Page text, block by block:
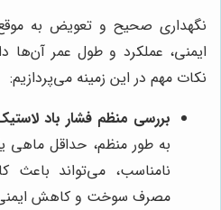
نگهداری صحیح و تعویض به
ایمنی، عملکرد و طول عمر آن‌ها
نکات مهم در این زمینه می‌پردازیم:
بررسی منظم فشار باد
به طور منظم، حداقل ماهی
نامناسب، می‌تواند باعث
مصرف سوخت و کاهش ایمنی